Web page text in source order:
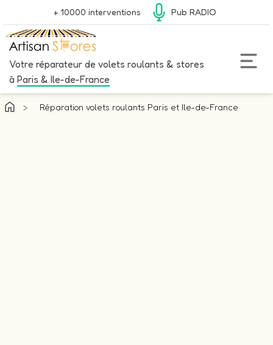
+ 10000 interventions Pub RADIO
Votre réparateur de volets roulants & stores
à Paris & Ile-de-France
> Réparation volets roulants Paris et Ile-de-France